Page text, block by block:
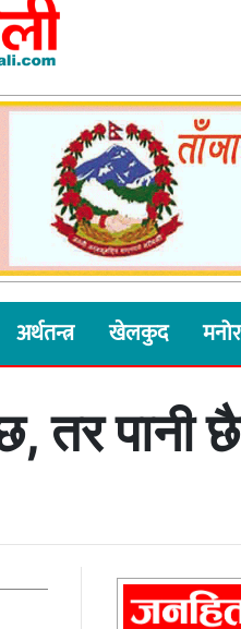
अर्थतन्त्र खेलकुद
तर पानी